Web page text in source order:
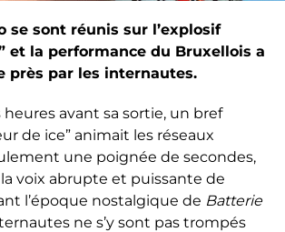
se sont réunis sur l’explosif
et la performance du Bruxellois a
près par les internautes.
avant sa sortie, un bref
de ice” animait les réseaux
une poignée de secondes,
voix abrupte et puissante de
l’époque nostalgique de Batterie
ne s’y sont pas trompés